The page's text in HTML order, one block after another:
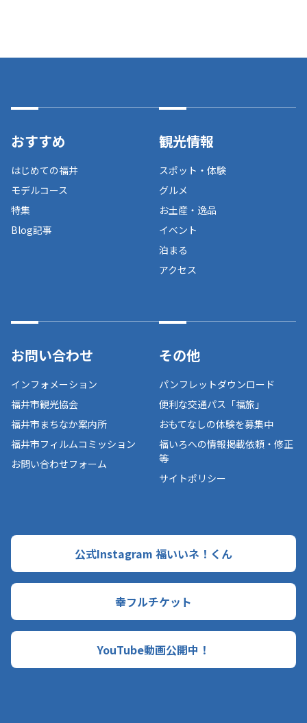
おすすめ
はじめての福井
モデルコース
特集
Blog記事
観光情報
スポット・体験
グルメ
お土産・逸品
イベント
泊まる
アクセス
お問い合わせ
インフォメーション
福井市観光協会
福井市まちなか案内所
福井市フィルムコミッション
お問い合わせフォーム
その他
パンフレットダウンロード
便利な交通パス「福旅」
おもてなしの体験を募集中
福いろへの情報掲載依頼・修正
等
サイトポリシー
公式Instagram 福いいネ！くん
幸フルチケット
YouTube動画公開中！